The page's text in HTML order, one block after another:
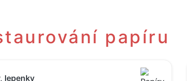
papíru
lepenky